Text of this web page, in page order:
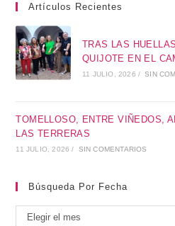
Artículos Recientes
TRAS LAS
QUIJOTE EN EL
11 JULIO, 2026 / SIN
TOMELLOSO, ENTRE VIÑEDOS,
LAS TERRERAS
11 JULIO, 2026 / SIN COMENTARIOS
Búsqueda Por Fecha
Elegir el mes